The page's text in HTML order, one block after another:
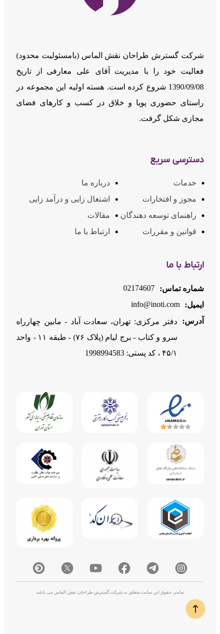
شرکت گسترش طراحان نقش الماس (بامسئوليت محدود)
فعالیت خود را با مدیریت آقای علی معارفی از تاریخ
1390/09/08 شروع کرده است. هسته اولیه این مجموعه در
راستای حضوری پویا و خلاق در کسب و کارهای فضای
مجازی شکل گرفت.
دسترسی سریع
خدمات
درباره ما
مجوز و افتخارات
اشتغال زایی و درآمد زایی
راهنمای توسعه دهندگان
مقالات
قوانین و مقررات
ارتباط با ما
ارتباط با ما
شماره تماس:
02174607
ایمیل:
info@inoti.com
آدرس:
دفتر مرکزی: تهران، سعادت آباد - مابین چهارراه
سرو و کتاب - برج لیام (پلاک ۷۶) - طبقه ۱۱ - واحد
۴۵/۱ ، کد پستی: 1998994583
تمامی حقوق این سایت متعلق به شرکت گسترش طراحان نقش الماس می باشد.